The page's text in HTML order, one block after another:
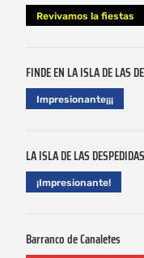
Revivamos la fiestas
FINDE EN LA ISLA DE LAS
Impresionante¡¡¡
LA ISLA DE LAS
¡Impresionante!
Barranco de Canaletes